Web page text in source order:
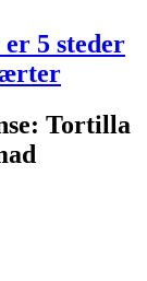
5 steder
Tortilla